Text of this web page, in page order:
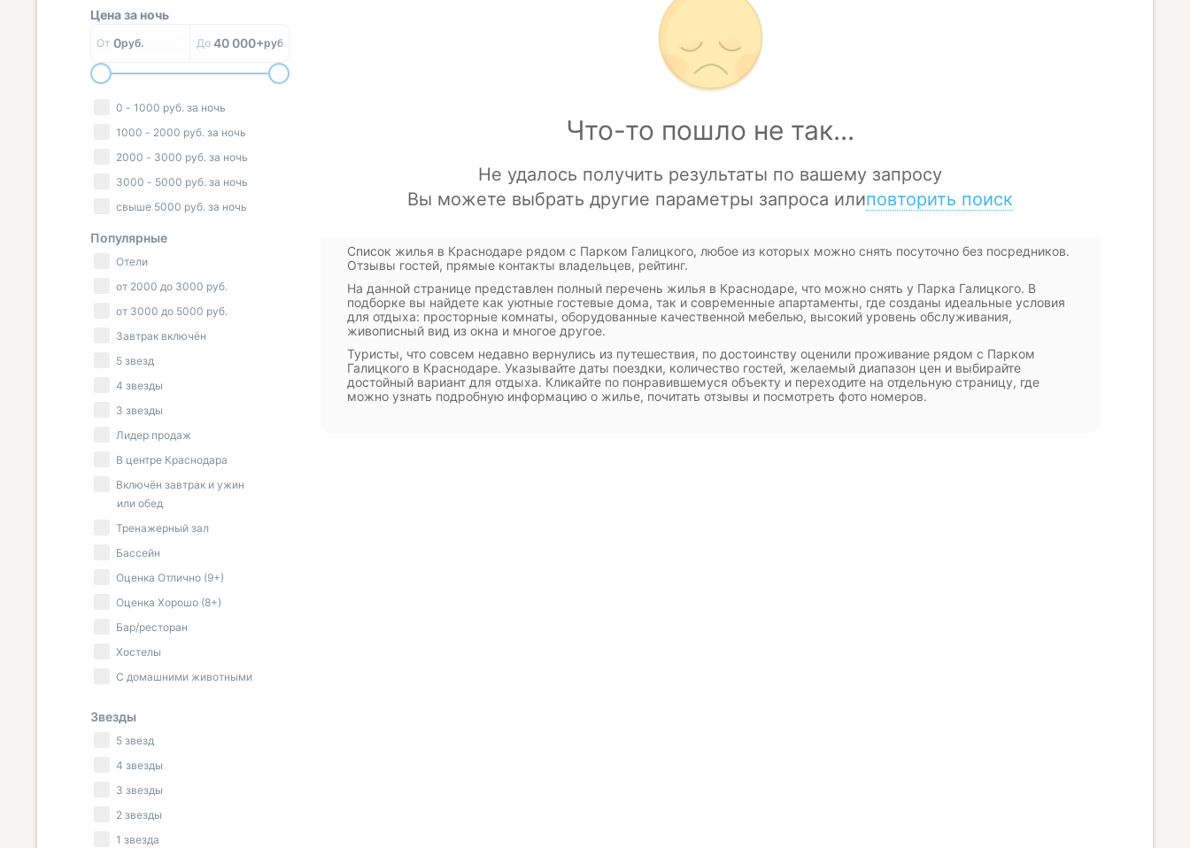
Список жилья в Краснодаре рядом с Парком Галицкого, любое из которых можно снять посуточно без посредников.
Отзывы гостей, прямые контакты владельцев, рейтинг.
На данной странице представлен полный перечень жилья в Краснодаре, что можно снять у Парка Галицкого. В
подборке вы найдете как уютные гостевые дома, так и современные апартаменты, где созданы идеальные условия
для отдыха: просторные комнаты, оборудованные качественной мебелью, высокий уровень обслуживания,
живописный вид из окна и многое другое.
Туристы, что совсем недавно вернулись из путешествия, по достоинству оценили проживание рядом с Парком
Галицкого в Краснодаре. Указывайте даты поездки, количество гостей, желаемый диапазон цен и выбирайте
достойный вариант для отдыха. Кликайте по понравившемуся объекту и переходите на отдельную страницу, где
можно узнать подробную информацию о жилье, почитать отзывы и посмотреть фото номеров.
Цена за ночь
От 0руб. До 40 000+руб.
0 - 1000 руб. за ночь
1000 - 2000 руб. за ночь
2000 - 3000 руб. за ночь
3000 - 5000 руб. за ночь
свыше 5000 руб. за ночь
Популярные
Отели
от 2000 до 3000 руб.
от 3000 до 5000 руб.
Завтрак включён
5 звезд
4 звезды
3 звезды
Лидер продаж
В центре Краснодара
Включён завтрак и ужин
или обед
Тренажерный зал
Бассейн
Оценка Отлично (9+)
Оценка Хорошо (8+)
Бар/ресторан
Хостелы
С домашними животными
Звезды
5 звезд
4 звезды
3 звезды
2 звезды
1 звезда